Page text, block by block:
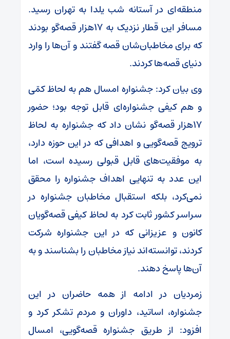
منطقه‌ای در آستانه شب یلدا به تهران رسید.
مسافر این قطار نزدیک به ۱۷هزار قصه‌گو بودند
که برای مخاطبان‌شان قصه گفتند و آن‌ها را وارد
دنیای قصه‌ها ‌کردند.
وی بیان کرد: جشنواره امسال هم به لحاظ کمّی
و هم کیفی جشنواره‌ای قابل توجه بود؛ حضور
۱۷هزار قصه‌گو نشان داد که جشنواره به لحاظ
ترویج قصه‌گویی و اهدافی که در این حوزه دارد،
به موفقیت‌های قابل قبولی رسیده است، اما
این عدد به تنهایی اهداف جشنواره را محقق
نمی‌کرد، بلکه استقبال مخاطبان جشنواره در
سراسر کشور ثابت کرد به لحاظ کیفی قصه‌گویان
کانون و عزیزانی که در این جشنواره شرکت
کردند، توانسته‌اند نیاز مخاطبان را بشناسند و به
آن‌ها پاسخ دهند.
زمردیان در ادامه از همه حاضران در این
جشنواره، اساتید، داوران و مردم تشکر کرد و
افزود: از طریق جشنواره قصه‌گویی، امسال